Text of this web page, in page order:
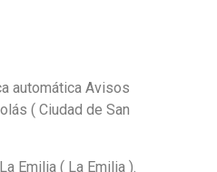
automática Avisos
( Ciudad de San
Emilia ( La Emilia ).